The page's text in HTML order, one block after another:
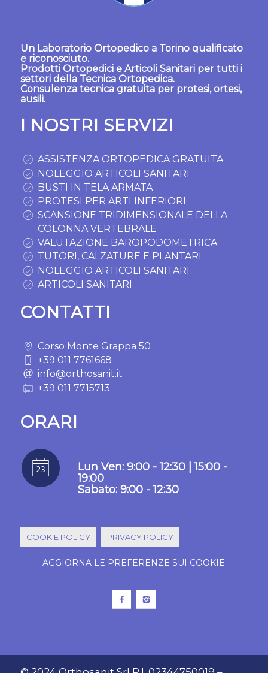
Un Laboratorio Ortopedico a Torinoqualificato
e riconosciuto.
Prodotti Ortopedicie Articoli Sanitariper tutti i
settori della Tecnica Ortopedica.
Consulenza tecnica gratuita per protesi, ortesi,
ausili.
I NOSTRI SERVIZI
ASSISTENZA ORTOPEDICA GRATUITA
NOLEGGIO ARTICOLI SANITARI
BUSTI IN TELA ARMATA
PROTESI PER ARTI INFERIORI
SCANSIONE TRIDIMENSIONALE DELLA
COLONNA VERTEBRALE
VALUTAZIONE BAROPODOMETRICA
TUTORI, CALZATURE E PLANTARI
NOLEGGIO ARTICOLI SANITARI
ARTICOLI SANITARI
CONTATTI
Corso Monte Grappa 50
+39 011 7761668
info@orthosanit.it
+39 011 7715713
ORARI
Lun Ven: 9:00 - 12:30 | 15:00 -
19:00
Sabato: 9:00 - 12:30
COOKIE POLICY PRIVACY POLICY
AGGIORNA LE PREFERENZE SUI COOKIE